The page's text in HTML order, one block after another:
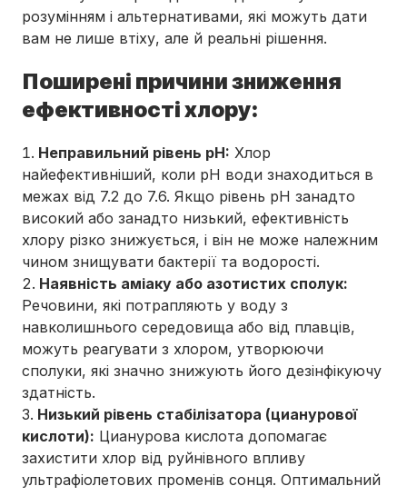
розумінням і альтернативами, які можуть дати
вам не лише втіху, але й реальні рішення.
Поширені причини зниження
ефективності хлору:
Неправильний рівень pH: Хлор
найефективніший, коли pH води знаходиться в
межах від 7.2 до 7.6. Якщо рівень pH занадто
високий або занадто низький, ефективність
хлору різко знижується, і він не може належним
чином знищувати бактерії та водорості.
Наявність аміаку або азотистих сполук:
Речовини, які потрапляють у воду з
навколишнього середовища або від плавців,
можуть реагувати з хлором, утворюючи
сполуки, які значно знижують його дезінфікуючу
здатність.
Низький рівень стабілізатора (цианурової
кислоти): Цианурова кислота допомагає
захистити хлор від руйнівного впливу
ультрафіолетових променів сонця. Оптимальний